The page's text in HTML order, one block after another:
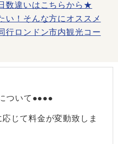
数違いはこちらから★
！そんな方にオススメ
行ロンドン市内観光コー
ついて●●●●
じて料金が変動致しま